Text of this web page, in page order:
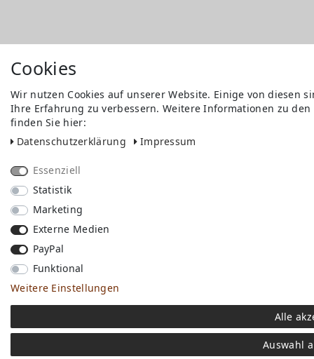
Cookies
Wir nutzen Cookies auf unserer Website. Einige von diesen
Ihre Erfahrung zu verbessern. Weitere Informationen zu
finden Sie hier:
Daten­schutz­erklärung
Impressum
Essenziell
Statistik
Marketing
Externe Medien
PayPal
Funktional
Weitere Einstellungen
Alle
Auswahl